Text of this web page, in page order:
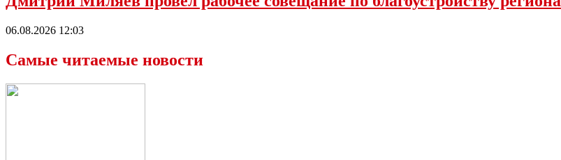
06.08.2026 12:03
Самые читаемые новости